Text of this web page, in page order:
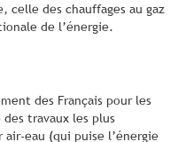
celle des chauffages au gaz
de l’énergie.
des Français pour les
travaux les plus
eau (qui puise l’énergie